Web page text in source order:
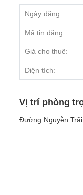
Ngày đăng:
Mã tin đăng:
Giá cho thuê:
Diện tích:
Vị trí phòng
Đường Nguyễn